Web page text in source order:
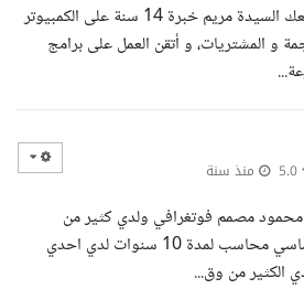
السلام عليكم و رحمة الله، معك السيدة مريم خبرة 14 سنة على الكمبيوتر
و المشتريات، و أتقن العمل على برامج
منذ سنة
محمود مصمم فوتغرافي ولدي كثير من
الخبرات ايضا فانا عملي الاساسي محاسب لمدة 10 سنوات لدي احدي
الكثير من وق...